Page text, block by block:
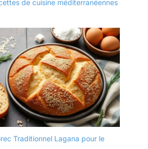
après-vente
phénoménal】Si l'article
que vous avez reçu ne
peut pas être à la
hauteur de vos normes,
n'hésitez pas à nous
contacter. Et nous
organiserons le
remplacement pour vous
assurer d'obtenir les
porducts de haute
de cuisine méditerranéennes
Traditionnel Lagana pour le